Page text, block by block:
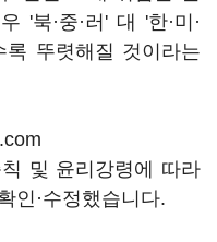
'북·중·러' 대 '한·미·
뚜렷해질 것이라는
및 윤리강령에 따라
인·수정했습니다.